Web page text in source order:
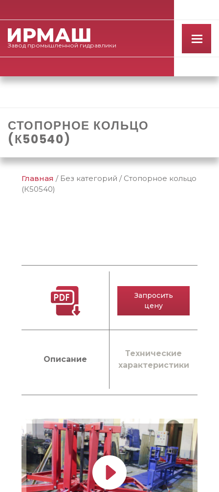
Завод промышленной гидравлики
СТОПОРНОЕ КОЛЬЦО
(К50540)
Главная / Без категорий / Стопорное кольцо
(К50540)
Описание
Технические
характеристики
Запросить
цену